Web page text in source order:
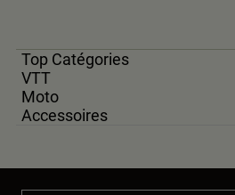
Top Catégories
VTT
Moto
Accessoires